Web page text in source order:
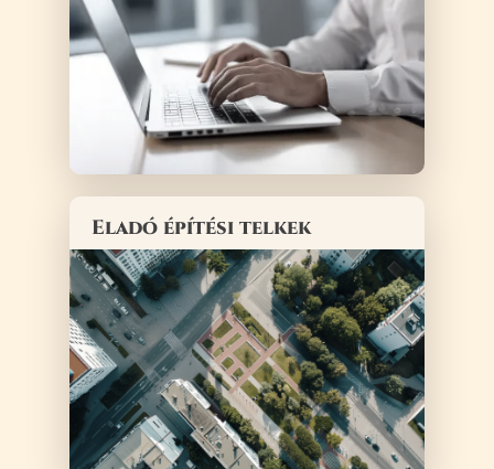
Eladó építési telkek